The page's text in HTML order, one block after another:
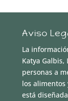
Aviso
La
Katya Galbis,
personas a
los
está